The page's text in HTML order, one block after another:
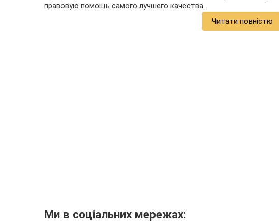
правовую помощь самого лучшего качества.
Читати повністю
Ми в соціальних мережах: